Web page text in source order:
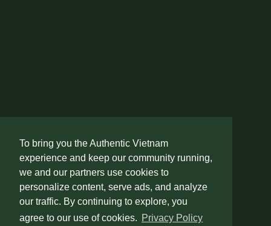
To bring you the Authentic Vietnam
experience and keep our community running,
we and our partners use cookies to
personalize content, serve ads, and analyze
our traffic. By continuing to explore, you
agree to our use of cookies. Privacy Policy